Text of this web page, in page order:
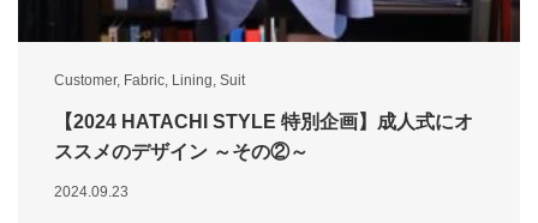
Customer, Fabric, Lining, Suit
【2024 HATACHI STYLE 特別企画】成人式にオ
ススメのデザイン ～その②～
2024.09.23